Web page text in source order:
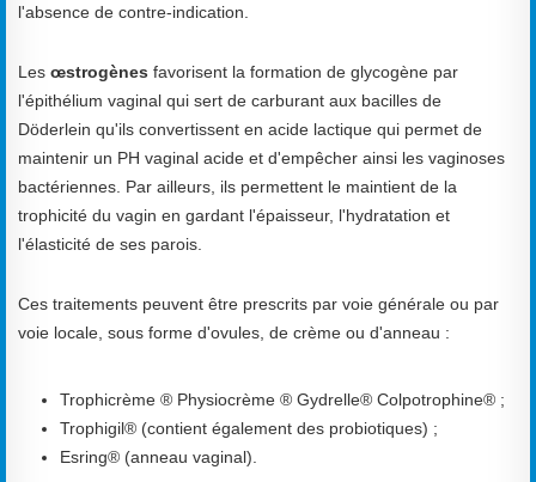
l'absence de contre-indication.
Les œstrogènes favorisent la formation de glycogène par
l'épithélium vaginal qui sert de carburant aux bacilles de
Döderlein qu'ils convertissent en acide lactique qui permet de
maintenir un PH vaginal acide et d'empêcher ainsi les vaginoses
bactériennes. Par ailleurs, ils permettent le maintient de la
trophicité du vagin en gardant l'épaisseur, l'hydratation et
l'élasticité de ses parois.
Ces traitements peuvent être prescrits par voie générale ou par
voie locale, sous forme d'ovules, de crème ou d'anneau :
Trophicrème ® Physiocrème ® Gydrelle® Colpotrophine® ;
Trophigil® (contient également des probiotiques) ;
Esring® (anneau vaginal).